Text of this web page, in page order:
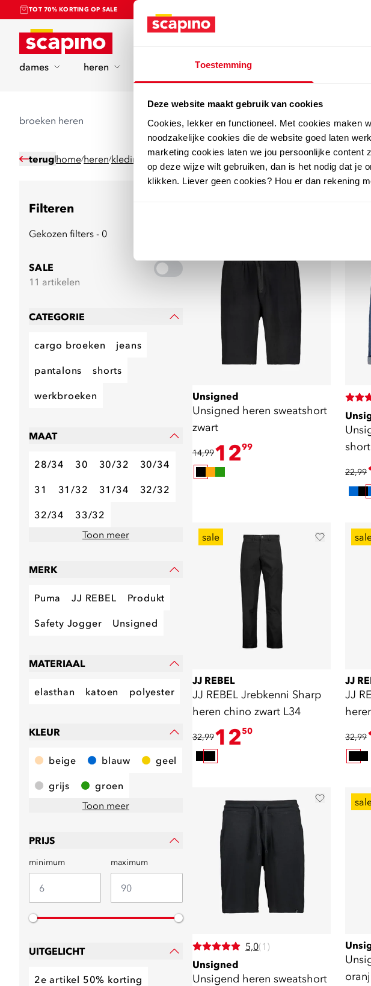
Toestemming
Deze website maakt gebruik van cookies
Cookies, lekker en functioneel. Met cookies maken
noodzakelijke cookies die de website goed laten
marketing cookies laten we jou persoonlijke content
op deze wijze wilt gebruiken, dan is het nodig dat je
klikken. Liever geen cookies? Hou er dan rekening
TOT 70% KORTING OP SALE
Home
dames heren sport
broeken heren
terug home/heren/kleding broeken
Filteren
Gekozen filters - 0
SALE
11 artikelen
CATEGORIE
cargo broeken jeans
pantalons shorts
werkbroeken
MAAT
28/34 30 30/32 30/34
31 31/32 31/34 32/32
32/34
33/32
Toon meer
MERK
Puma JJ REBEL Produkt
Safety Jogger Unsigned
MATERIAAL
elasthan katoen polyester
KLEUR
beige blauw geel
grijs
groen
Toon meer
PRIJS
minimum maximum
UITGELICHT
2e artikel 50% korting
Unsigned
Unsigned heren sweatshort
zwart
14,991299
22,99
sale
JJ REBEL
JJ REBEL Jrebkenni Sharp
heren chino zwart L34
32,991250
JJ
JJ
32,99
5,0(1)
Unsigned
Unsigend heren sweatshort